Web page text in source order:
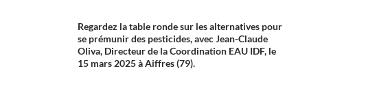
Regardez la table ronde sur les alternatives pour
se prémunir des pesticides, avec Jean-Claude
Oliva, Directeur de la Coordination EAU IDF, le
15 mars 2025 à Aiffres (79).